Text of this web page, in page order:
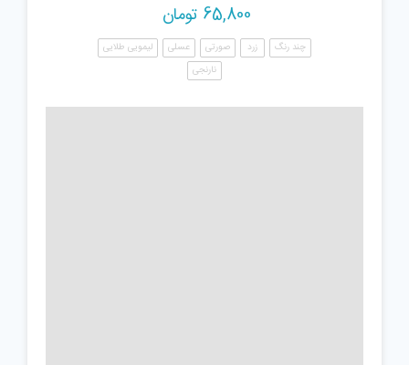
65,800 تومان
چند رنگ زرد صورتی عسلی
لیمویی طلایی
نارنجی